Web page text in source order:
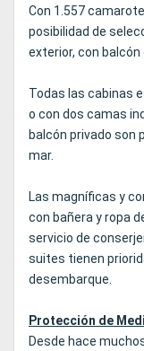
Con 1.557
posibilidad de
exterior, con balcón
Todas las cabinas
o con dos camas
balcón privado son
mar.
Las magníficas y
con bañera y ropa
servicio de
suites tienen
desembarque.
Protección de
Desde hace